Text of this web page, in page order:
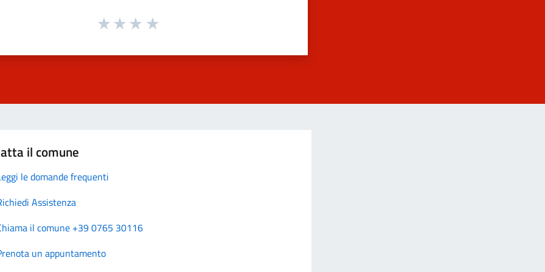
il comune
le domande frequenti
Assistenza
il comune +39 0765 30116
un appuntamento